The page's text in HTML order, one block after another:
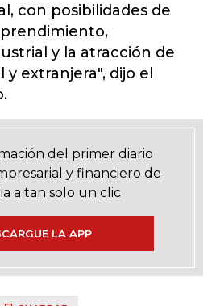
con posibilidades de
y la atracción de
extranjera", dijo el
del primer diario
y financiero de
a tan solo un clic
LA APP